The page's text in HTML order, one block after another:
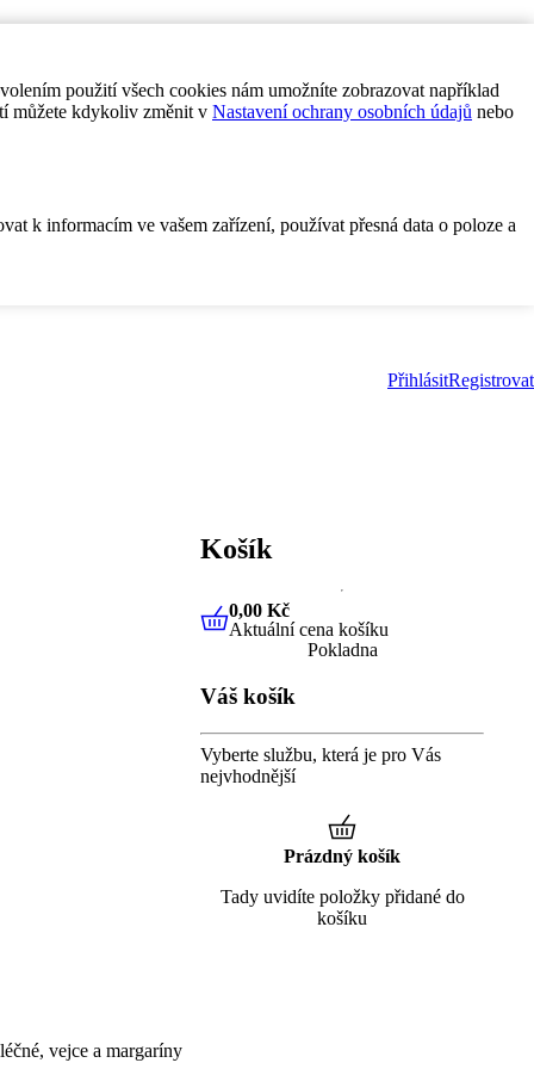
použití všech cookies nám umožníte zobrazovat například
můžete kdykoliv změnit v Nastavení ochrany osobních údajů nebo
k informacím ve vašem zařízení, používat přesná data o poloze a
PřihlásitRegistrovat
vejce a margaríny
Košík
0,00 KčAktuální cena košíku
0,00 Kč
Aktuální cena košíku
Pokladna
Váš košík
Vyberte službu, která je pro Vás
nejvhodnější
Prázdný košík
Tady uvidíte položky přidané do
košíku